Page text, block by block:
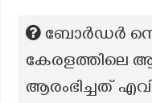
ബോർഡർ
കേരളത്തിലെ
ആരംഭിച്ചത്